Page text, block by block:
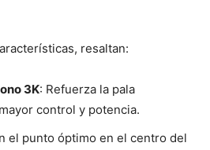
resaltan:
3K: Refuerza la pala
control y potencia.
el punto óptimo en el centro del